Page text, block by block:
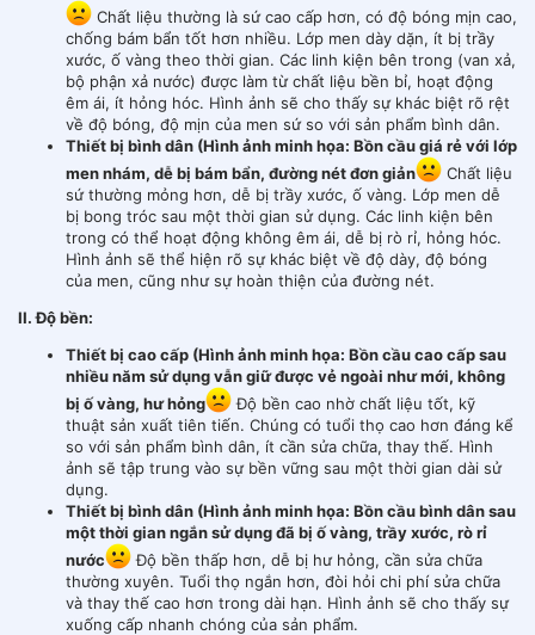
Chất liệu thường là sứ cao cấp hơn, có độ bóng mịn cao,
chống bám bẩn tốt hơn nhiều. Lớp men dày dặn, ít bị trầy
xước, ố vàng theo thời gian. Các linh kiện bên trong (van xả,
bộ phận xả nước) được làm từ chất liệu bền bỉ, hoạt động
êm ái, ít hỏng hóc. Hình ảnh sẽ cho thấy sự khác biệt rõ rệt
về độ bóng, độ mịn của men sứ so với sản phẩm bình dân.
Thiết bị bình dân (Hình ảnh minh họa: Bồn cầu giá rẻ với lớp
men nhám, dễ bị bám bẩn, đường nét đơn giản
Chất liệu
sứ thường mỏng hơn, dễ bị trầy xước, ố vàng. Lớp men dễ
bị bong tróc sau một thời gian sử dụng. Các linh kiện bên
trong có thể hoạt động không êm ái, dễ bị rò rỉ, hỏng hóc.
Hình ảnh sẽ thể hiện rõ sự khác biệt về độ dày, độ bóng
của men, cũng như sự hoàn thiện của đường nét.
II. Độ bền:
Thiết bị cao cấp (Hình ảnh minh họa: Bồn cầu cao cấp sau
nhiều năm sử dụng vẫn giữ được vẻ ngoài như mới, không
bị ố vàng, hư hỏng
Độ bền cao nhờ chất liệu tốt, kỹ
thuật sản xuất tiên tiến. Chúng có tuổi thọ cao hơn đáng kể
so với sản phẩm bình dân, ít cần sửa chữa, thay thế. Hình
ảnh sẽ tập trung vào sự bền vững sau một thời gian dài sử
dụng.
Thiết bị bình dân (Hình ảnh minh họa: Bồn cầu bình dân sau
một thời gian ngắn sử dụng đã bị ố vàng, trầy xước, rò rỉ
nước
Độ bền thấp hơn, dễ bị hư hỏng, cần sửa chữa
thường xuyên. Tuổi thọ ngắn hơn, đòi hỏi chi phí sửa chữa
và thay thế cao hơn trong dài hạn. Hình ảnh sẽ cho thấy sự
xuống cấp nhanh chóng của sản phẩm.